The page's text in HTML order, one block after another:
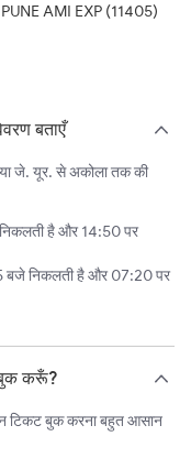
AMI EXP (11405)
बताएँ
जे. यूर. से अकोला तक की
है और 14:50 पर
बजे निकलती है और 07:20 पर
करूँ?
बुक करना बहुत आसान